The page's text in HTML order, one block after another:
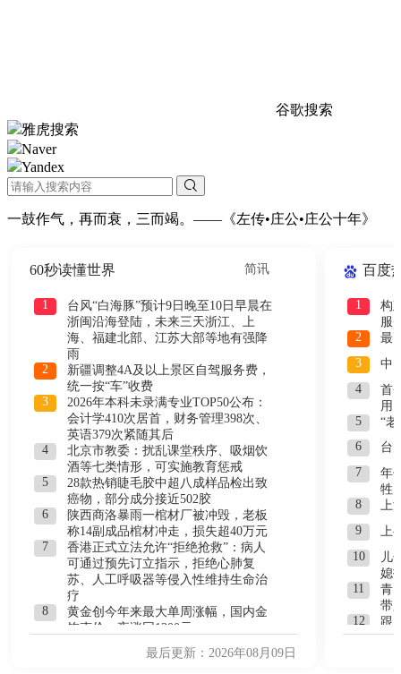
谷歌搜索
雅虎搜索
Naver
Yandex
一鼓作气，再而衰，三而竭。——《左传•庄公•庄公十年》
60秒读懂世界 简讯
1
台风“白海豚”预计9日晚至10日早晨在
浙闽沿海登陆，未来三天浙江、上
海、福建北部、江苏大部等地有强降
雨
2
新疆调整4A及以上景区自驾服务费，
统一按“车”收费
3
2026年本科未录满专业TOP50公布：
会计学410次居首，财务管理398次、
英语379次紧随其后
4
北京市教委：扰乱课堂秩序、吸烟饮
酒等七类情形，可实施教育惩戒
5
28款热销睫毛胶中超八成样品检出致
癌物，部分成分接近502胶
6
陕西商洛暴雨一棺材厂被冲毁，老板
称14副成品棺材冲走，损失超40万元
7
香港正式立法允许“拒绝抢救”：病人
可通过预先订立指示，拒绝心肺复
苏、人工呼吸器等侵入性维持生命治
疗
8
黄金创今年来最大单周涨幅，国内金
饰克价一夜涨回1300元
多家A股公司公告：收到美国关税退
税，最高近亿元
最后更新：2026年08月09日
百度
1
构
服
2
最
3
中
4
首
用
5
“
6
台
7
年
牲
8
上
9
上
10
儿
媳
11
青
带
12
跟
造